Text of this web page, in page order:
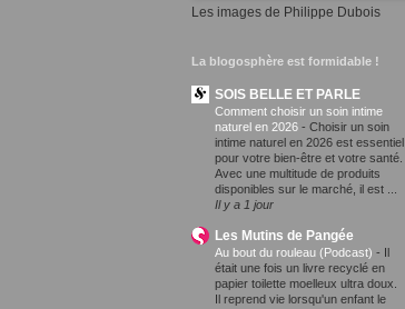
Les images de Philippe Dubois
La blogosphère est formidable !
SOIS BELLE ET PARLE
Comment choisir un soin intime
naturel en 2026 - Choisir un soin
intime naturel en 2026 est essentiel
pour votre bien-être et votre santé.
Avec une multitude de produits
disponibles sur le marché, il est ...
Il y a 1 jour
Les Mutins de Pangée
Au bout du rouleau (Podcast) - Il
était une fois un livre recyclé en
papier toilette moelleux ultra doux.
Il reprend vie lorsqu'un enfant le